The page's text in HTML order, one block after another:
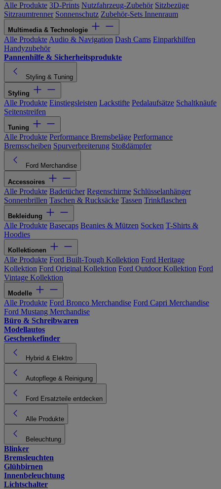
Alle Produkte 3D-Prints Nutzfahrzeug-Zubehör Sitzbezüge
Sitzraumtrenner Sonnenschutz Zubehör-Sets Innenraum
Multimedia & Technologie
Alle Produkte Audio & Navigation Dash Cams Einparkhilfen
Handyzubehör
Pannenhilfe & Sicherheitsprodukte
Styling & Tuning
Styling
Alle Produkte Einstiegsleisten Lackstifte Pedalaufsätze Schaltknäufe
Seitenstreifen
Tuning
Alle Produkte Performance Bremsbeläge Performance
Bremsscheiben Spurverbreiterung Stoßdämpfer
Ford Merchandise
Accessoires
Alle Produkte Badetücher Regenschirme Schlüsselanhänger
Sonnenbrillen Taschen & Rucksäcke Tassen Trinkflaschen
Bekleidung
Alle Produkte Basecaps Beanies & Mützen Socken T-Shirts &
Hoodies
Kollektionen
Alle Produkte Ford Built-Tough Kollektion Ford Heritage
Kollektion Ford Original Kollektion Ford Outdoor Kollektion Ford
Vintage Kollektion
Modelle
Alle Produkte Ford Bronco Merchandise Ford Capri Merchandise
Ford Mustang Merchandise
Büro & Schreibwaren
Modellautos
Geschenkefinder
Hybrid & Elektro
Autopflege & Reinigung
Ford Ersatzteile entdecken
Alle Produkte
Beleuchtung
Blinker
Bremsleuchten
Glühbirnen
Innenbeleuchtung
Lichtschalter